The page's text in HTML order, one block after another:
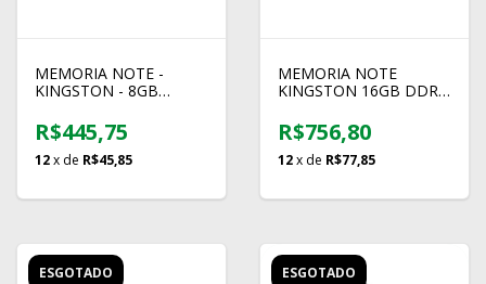
MEMORIA NOTE -
KINGSTON - 8GB
KVR16LS11/8
R$445,75
12x de R$45,85
MEMORIA NOTE
KINGSTON 16GB DDR4
R$756,80
12x de R$77,85
ESGOTADO ESGOTADO